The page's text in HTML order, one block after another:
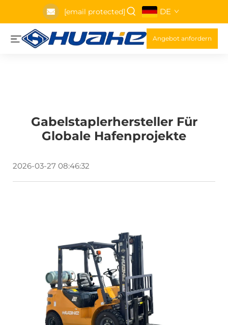
[email protected] DE
Angebot anfordern
Gabelstaplerhersteller Für
Globale Hafenprojekte
2026-03-27 08:46:32